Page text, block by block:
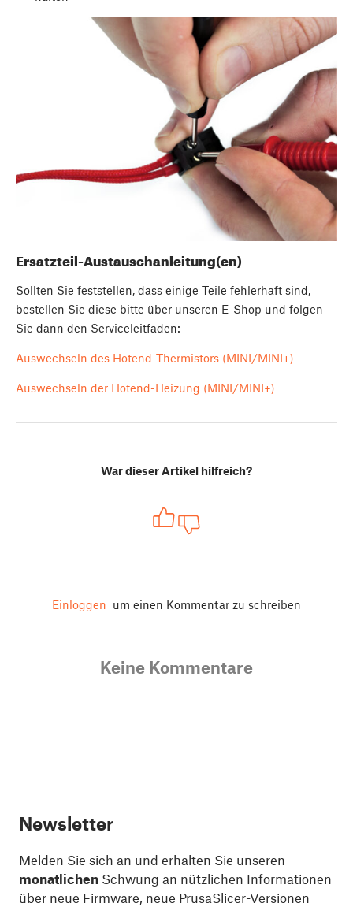
Ersatzteil-Austauschanleitung(en)
Sollten Sie feststellen, dass einige Teile fehlerhaft sind,
bestellen Sie diese bitte über unseren E-Shop und folgen
Sie dann den Serviceleitfäden:
Auswechseln des Hotend-Thermistors (MINI/MINI+)
Auswechseln der Hotend-Heizung (MINI/MINI+)
War dieser Artikel hilfreich?
Einloggen um einen Kommentar zu schreiben
Keine Kommentare
Newsletter
Melden Sie sich an und erhalten Sie unseren
monatlichen Schwung an nützlichen Informationen
über neue Firmware, neue PrusaSlicer-Versionen